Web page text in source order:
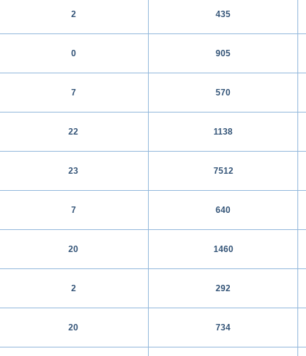
2 435
0 905
7 570
22 1138
23 7512
7 640
20 1460
2 292
20 734